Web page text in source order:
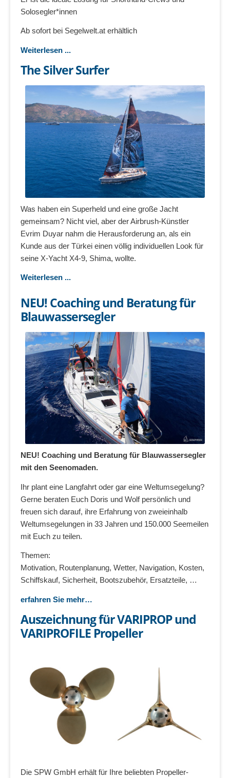
Solosegler*innen
Ab sofort bei Segelwelt.at erhältlich
Weiterlesen ...
The Silver Surfer
Was haben ein Superheld und eine große Jacht
gemeinsam? Nicht viel, aber der Airbrush-Künstler
Evrim Duyar nahm die Herausforderung an, als ein
Kunde aus der Türkei einen völlig individuellen Look für
seine X-Yacht X4-9, Shima, wollte.
Weiterlesen ...
NEU! Coaching und Beratung für
Blauwassersegler
NEU! Coaching und Beratung für Blauwassersegler
mit den Seenomaden.
Ihr plant eine Langfahrt oder gar eine Weltumsegelung?
Gerne beraten Euch Doris und Wolf persönlich und
freuen sich darauf, ihre Erfahrung von zweieinhalb
Weltumsegelungen in 33 Jahren und 150.000 Seemeilen
mit Euch zu teilen.
Themen:
Motivation, Routenplanung, Wetter, Navigation, Kosten,
Schiffskauf, Sicherheit, Bootszubehör, Ersatzteile, …
erfahren Sie mehr…
Auszeichnung für VARIPROP und
VARIPROFILE Propeller
Die SPW GmbH erhält für Ihre beliebten Propeller-